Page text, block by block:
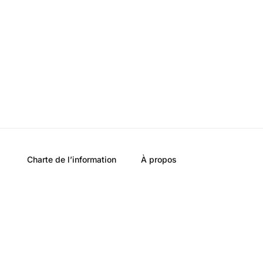
Charte de l’information À propos